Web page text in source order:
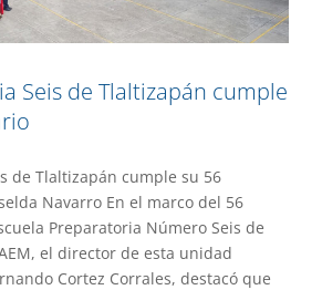
Seis de Tlaltizapán cumple
de Tlaltizapán cumple su 56
Navarro En el marco del 56
Preparatoria Número Seis de
el director de esta unidad
Cortez Corrales, destacó que